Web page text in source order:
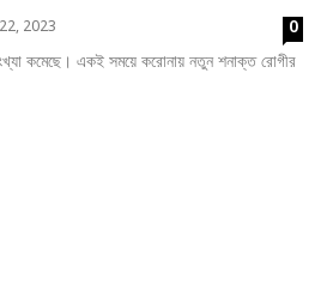
2023
0
কমেছে। একই সময়ে করোনায় নতুন শনাক্ত রোগীর